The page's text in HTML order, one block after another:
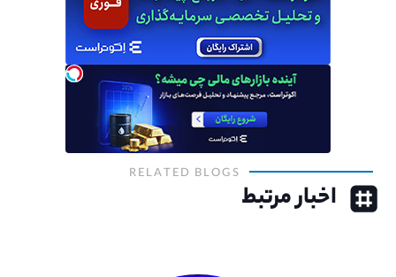
RELATED BLOGS
اخبار مرتبط